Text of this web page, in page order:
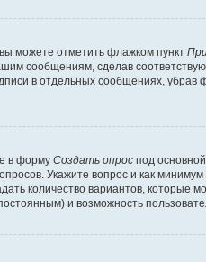
можете отметить флажком пункт
сообщениям, сделав
в отдельных сообщениях, убрав
в форму Создать опрос под
Укажите вопрос и как
количество вариантов, которые
и возможность